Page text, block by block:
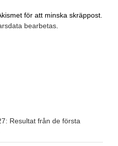
för att minska skräppost.
bearbetas.
Resultat från de första